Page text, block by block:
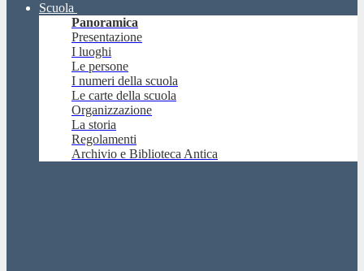
Scuola
Panoramica
Presentazione
I luoghi
Le persone
I numeri della scuola
Le carte della scuola
Organizzazione
La storia
Regolamenti
Archivio e Biblioteca Antica